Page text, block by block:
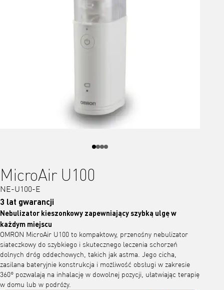
MicroAir U100
NE-U100-E
3 lat gwarancji
Nebulizator kieszonkowy zapewniający szybką ulgę w
każdym miejscu
OMRON MicroAir U100 to kompaktowy, przenośny nebulizator
siateczkowy do szybkiego i skutecznego leczenia schorzeń
dolnych dróg oddechowych, takich jak astma. Jego cicha,
zasilana bateryjnie konstrukcja i możliwość obsługi w zakresie
360° pozwalają na inhalację w dowolnej pozycji, ułatwiając terapię
w domu lub w podróży.